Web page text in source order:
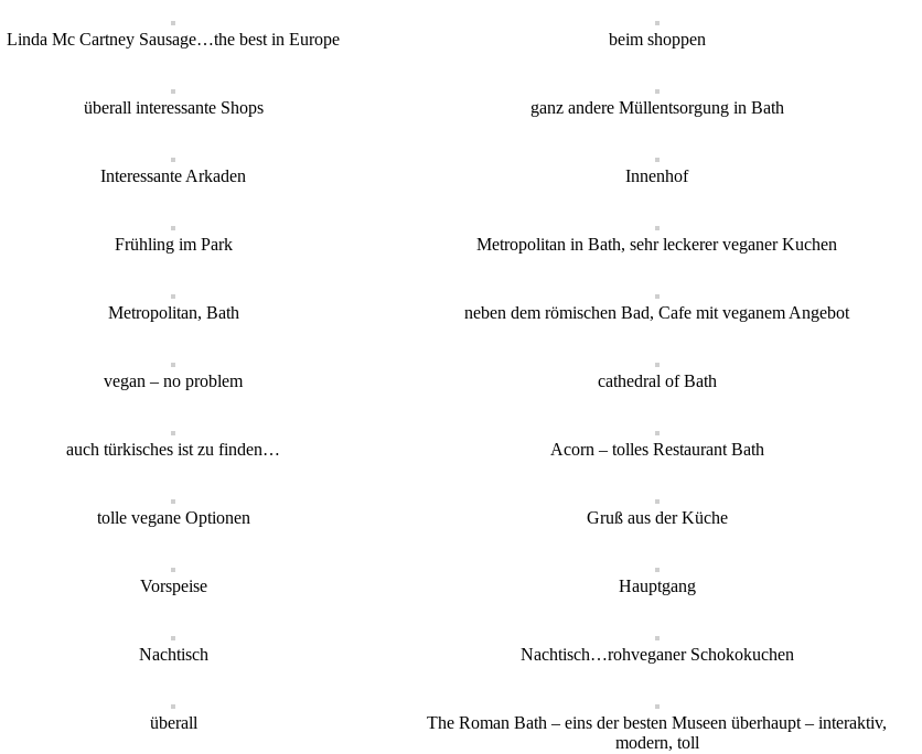
Linda Mc Cartney Sausage…the best in Europe beim shoppen
überall interessante Shops ganz andere Müllentsorgung in Bath
Interessante Arkaden Innenhof
Frühling im Park Metropolitan in Bath, sehr leckerer veganer Kuchen
Metropolitan, Bath neben dem römischen Bad, Cafe mit veganem Angebot
vegan – no problem cathedral of Bath
auch türkisches ist zu finden… Acorn – tolles Restaurant Bath
tolle vegane Optionen Gruß aus der Küche
Vorspeise Hauptgang
Nachtisch Nachtisch…rohveganer Schokokuchen
überall
The Roman Bath – eins der besten Museen überhaupt – interaktiv,
modern, toll